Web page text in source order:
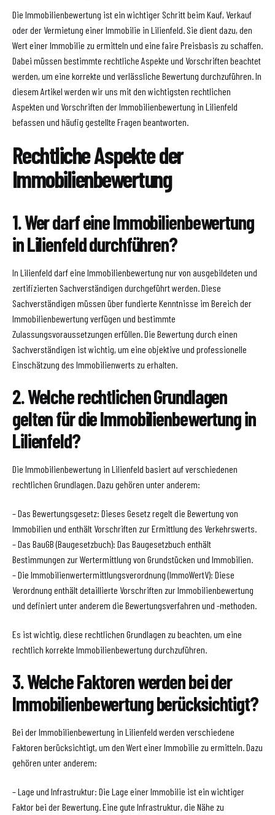
Die Immobilienbewertung ist ein wichtiger Schritt beim Kauf, Verkauf
oder der Vermietung einer Immobilie in Lilienfeld. Sie dient dazu, den
Wert einer Immobilie zu ermitteln und eine faire Preisbasis zu schaffen.
Dabei müssen bestimmte rechtliche Aspekte und Vorschriften beachtet
werden, um eine korrekte und verlässliche Bewertung durchzuführen. In
diesem Artikel werden wir uns mit den wichtigsten rechtlichen
Aspekten und Vorschriften der Immobilienbewertung in Lilienfeld
befassen und häufig gestellte Fragen beantworten.
Rechtliche Aspekte der
Immobilienbewertung
1. Wer darf eine Immobilienbewertung
in Lilienfeld durchführen?
In Lilienfeld darf eine Immobilienbewertung nur von ausgebildeten und
zertifizierten Sachverständigen durchgeführt werden. Diese
Sachverständigen müssen über fundierte Kenntnisse im Bereich der
Immobilienbewertung verfügen und bestimmte
Zulassungsvoraussetzungen erfüllen. Die Bewertung durch einen
Sachverständigen ist wichtig, um eine objektive und professionelle
Einschätzung des Immobilienwerts zu erhalten.
2. Welche rechtlichen Grundlagen
gelten für die Immobilienbewertung in
Lilienfeld?
Die Immobilienbewertung in Lilienfeld basiert auf verschiedenen
rechtlichen Grundlagen. Dazu gehören unter anderem:
– Das Bewertungsgesetz: Dieses Gesetz regelt die Bewertung von
Immobilien und enthält Vorschriften zur Ermittlung des Verkehrswerts.
– Das BauGB (Baugesetzbuch): Das Baugesetzbuch enthält
Bestimmungen zur Wertermittlung von Grundstücken und Immobilien.
– Die Immobilienwertermittlungsverordnung (ImmoWertV): Diese
Verordnung enthält detaillierte Vorschriften zur Immobilienbewertung
und definiert unter anderem die Bewertungsverfahren und -methoden.
Es ist wichtig, diese rechtlichen Grundlagen zu beachten, um eine
rechtlich korrekte Immobilienbewertung durchzuführen.
3. Welche Faktoren werden bei der
Immobilienbewertung berücksichtigt?
Bei der Immobilienbewertung in Lilienfeld werden verschiedene
Faktoren berücksichtigt, um den Wert einer Immobilie zu ermitteln. Dazu
gehören unter anderem:
– Lage und Infrastruktur: Die Lage einer Immobilie ist ein wichtiger
Faktor bei der Bewertung. Eine gute Infrastruktur, die Nähe zu